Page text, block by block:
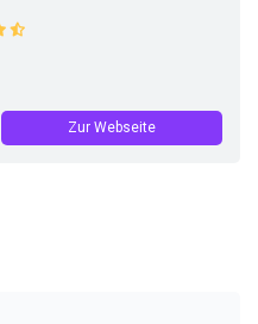
Zur Webseite